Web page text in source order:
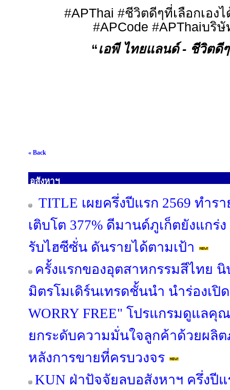
#APThai #ชีวิตดีๆที่เลือกเอง
#APCode #APThaiบริษั
“เอพี ไทยแลนด์- ชีวิตดี
« Back
อสังหาฯ
TITLE เผยครึ่งปีแรก 2569 ทำร
เติบโต 377% ดีมานด์ภูเก็ตยังแกร่
รับไฮซีซั่น ดันรายได้ตามเป้า
ครั้งแรกของอุตสาหกรรมสีไทย
มิตรโมเดิร์นเทรดชั้นนำ นำร่องเปิ
WORRY FREE" โปรแกรมดูแล
ยกระดับความมั่นใจลูกค้าด้วยผ
หลังการขายที่ครบวงจร
KUN ฝ่าปัจจัยลบอสังหาฯ ครึ่งปี